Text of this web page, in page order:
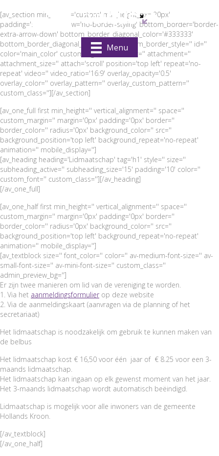
Menu
[av_section min_height='custom' min_height_px='20px'
padding='small' shadow='no-border-styling' bottom_border='border-
extra-arrow-down' bottom_border_diagonal_color='#333333'
bottom_border_diagonal_direction='' bottom_border_style='' id=''
color='main_color' custom_bg='#4f2373' src='' attachment=''
attachment_size='' attach='scroll' position='top left' repeat='no-
repeat' video='' video_ratio='16:9' overlay_opacity='0.5'
overlay_color='' overlay_pattern='' overlay_custom_pattern=''
custom_class=''][/av_section]
[av_one_full first min_height='' vertical_alignment='' space=''
custom_margin='' margin='0px' padding='0px' border=''
border_color='' radius='0px' background_color='' src=''
background_position='top left' background_repeat='no-repeat'
animation='' mobile_display='']
[av_heading heading='Lidmaatschap' tag='h1' style='' size=''
subheading_active='' subheading_size='15' padding='10' color=''
custom_font='' custom_class=''][/av_heading]
[/av_one_full]
[av_one_half first min_height='' vertical_alignment='' space=''
custom_margin='' margin='0px' padding='0px' border=''
border_color='' radius='0px' background_color='' src=''
background_position='top left' background_repeat='no-repeat'
animation='' mobile_display='']
[av_textblock size='' font_color='' color='' av-medium-font-size='' av-
small-font-size='' av-mini-font-size='' custom_class=''
admin_preview_bg='']
Er zijn twee manieren om lid van de vereniging te worden.
1. Via het aanmeldingsformulier op deze website
2. Via de aanmeldingskaart (aanvragen via de planning of het
secretariaat)
Het lidmaatschap is noodzakelijk om gebruik te kunnen maken van
de belbus
Het lidmaatschap kost € 16,50 voor één jaar of € 8.25 voor een 3-
maands lidmaatschap.
Het lidmaatschap kan ingaan op elk gewenst moment van het jaar.
Het 3-maands lidmaatschap wordt automatisch beëindigd.
Lidmaatschap is mogelijk voor alle inwoners van de gemeente
Hollands Kroon.
[/av_textblock]
[/av_one_half]